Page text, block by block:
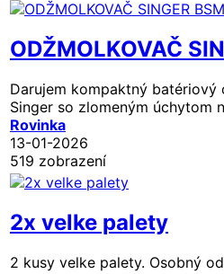
ODŽMOLKOVAČ
Darujem kompaktný
Singer so zlomeným úchytom
Rovinka
13-01-2026
519 zobrazení
2x velke palety
2 kusy velke palety. Osobný